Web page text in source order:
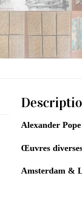
Alexander Pope
Œuvres
Amsterdam &